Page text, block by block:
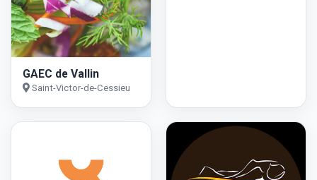
GAEC de Vallin
Saint-Victor-de-Cessieu